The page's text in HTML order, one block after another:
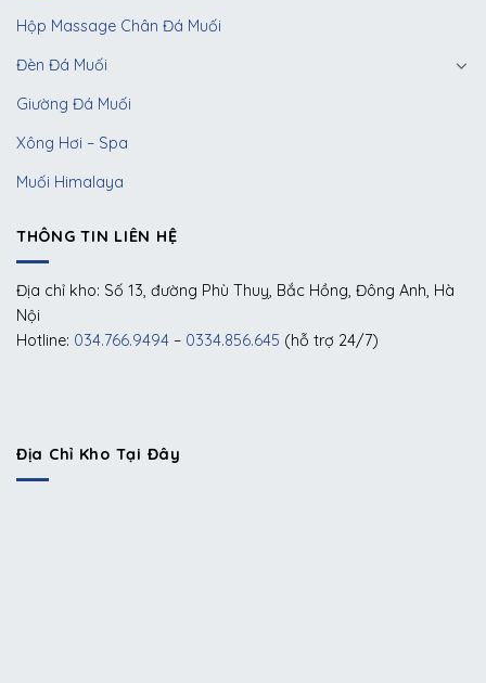
Hộp Massage Chân Đá Muối
Đèn Đá Muối
Giường Đá Muối
Xông Hơi – Spa
Muối Himalaya
THÔNG TIN LIÊN HỆ
Địa chỉ kho: Số 13, đường Phù Thuỵ, Bắc Hồng, Đông Anh, Hà
Nội
Hotline: 034.766.9494 – 0334.856.645 (hỗ trợ 24/7)
Địa Chỉ Kho Tại Đây